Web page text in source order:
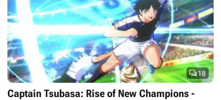
18
Captain Tsubasa: Rise of New Champions -